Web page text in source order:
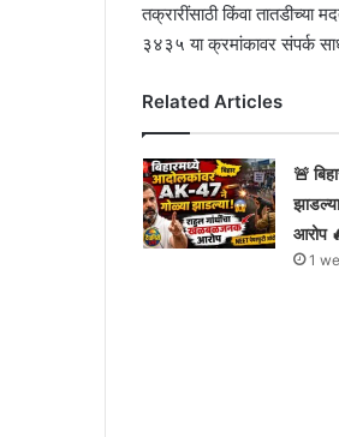
तक्रारींसाठी किंवा
३४३५ या क्रमांकावर संपर्क
Related Articles
🚨
आरोप
1